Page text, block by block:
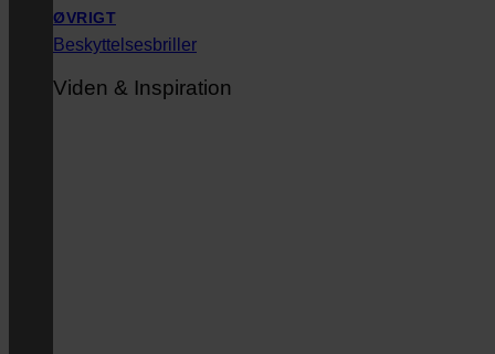
ØVRIGT
Beskyttelsesbriller
Viden & Inspiration